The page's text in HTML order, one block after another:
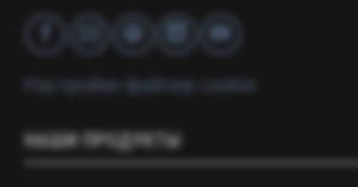
Настройки файлов cookie
НАШИ ПРОДУКТЫ